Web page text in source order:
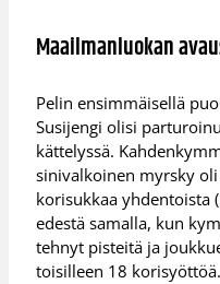
Maailmanluokan
Pelin ensimmäisellä
Susijengi olisi
kättelyssä.
sinivalkoinen myrsky
korisukkaa yhdentoista
edestä samalla, kun
tehnyt pisteitä ja
toisilleen 18 korisyöttöä.